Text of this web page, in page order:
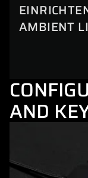
AMBIENT
AND